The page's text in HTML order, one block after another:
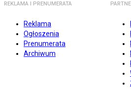
REKLAMA I PRENUMERATA
Reklama
Ogłoszenia
Prenumerata
Archiwum